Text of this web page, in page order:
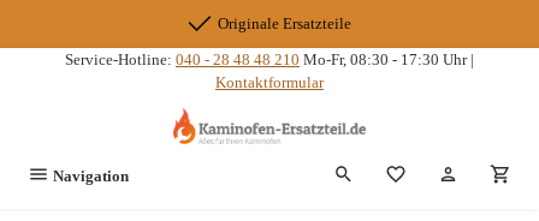
Originale Ersatzteile
Service-Hotline: 040 - 28 48 48 210 Mo-Fr, 08:30 - 17:30 Uhr |
Kontaktformular
Navigation Du hast 0